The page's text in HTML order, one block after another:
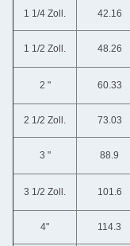
1 1/4 Zoll. 42.16
1 1/2 Zoll. 48.26
2 " 60.33
2 1/2 Zoll. 73.03
3 " 88.9
3 1/2 Zoll. 101.6
4" 114.3